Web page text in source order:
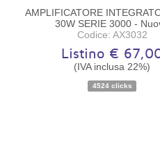
Disponibilità:Pezzo
AMPLIFICATORE
30W SERIE 3000 -
Codice: AX3032
Listino €
(IVA inclusa 22%)
4524 clicks